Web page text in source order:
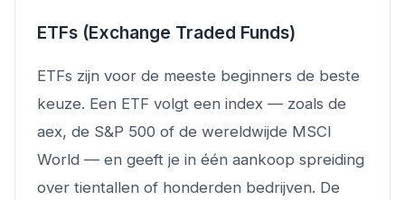
ETFs (Exchange Traded Funds)
ETFs zijn voor de meeste beginners de beste
keuze. Een ETF volgt een index — zoals de
aex, de S&P 500 of de wereldwijde MSCI
World — en geeft je in één aankoop spreiding
over tientallen of honderden bedrijven. De